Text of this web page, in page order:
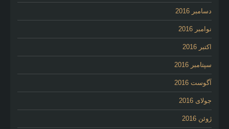
دسامبر 2016
نوامبر 2016
اکتبر 2016
سپتامبر 2016
آگوست 2016
جولای 2016
ژوئن 2016